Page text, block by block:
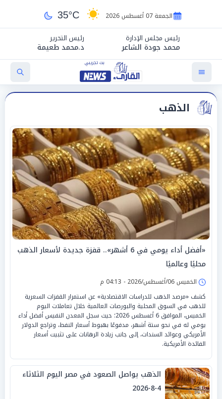
الجمعة 07 أغسطس 2026 35°C
رئيس مجلس الإدارة
محمد جودة الشاعر
رئيس التحرير
د.محمد طعيمة
الذهب
«أفضل أداء يومي في 6 أشهر».. قفزة جديدة لأسعار الذهب
محليًا وعالميًا
الخميس 06/أغسطس/2026 - 04:13 م
كشف «مرصد الذهب للدراسات الاقتصادية» عن استمرار القفزات السعرية
للذهب في السوق المحلية والبورصات العالمية خلال تعاملات اليوم
الخميس، الموافق 6 أغسطس 2026؛ حيث سجل المعدن النفيس أفضل أداء
يومي له في نحو ستة أشهر، مدفوعًا بهبوط أسعار النفط، وتراجع الدولار
الأمريكي وعوائد السندات، إلى جانب زيادة الرهانات على تثبيت أسعار
الفائدة الأمريكية.
الذهب يواصل الصعود في مصر اليوم الثلاثاء
4-8-2026